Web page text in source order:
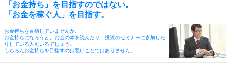
「お金持ち」を目指すのではない。
「お金を稼ぐ人」を目指す。
お金持ちを目指していませんか。
お金持ちになろうと、お金の本を読んだり、投資のセミナーに参加した
りしている人もいるでしょう。
もちろんお金持ちを目指すのは悪いことではありません。